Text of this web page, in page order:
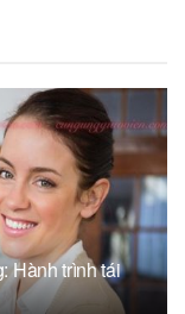
Hành trình tái